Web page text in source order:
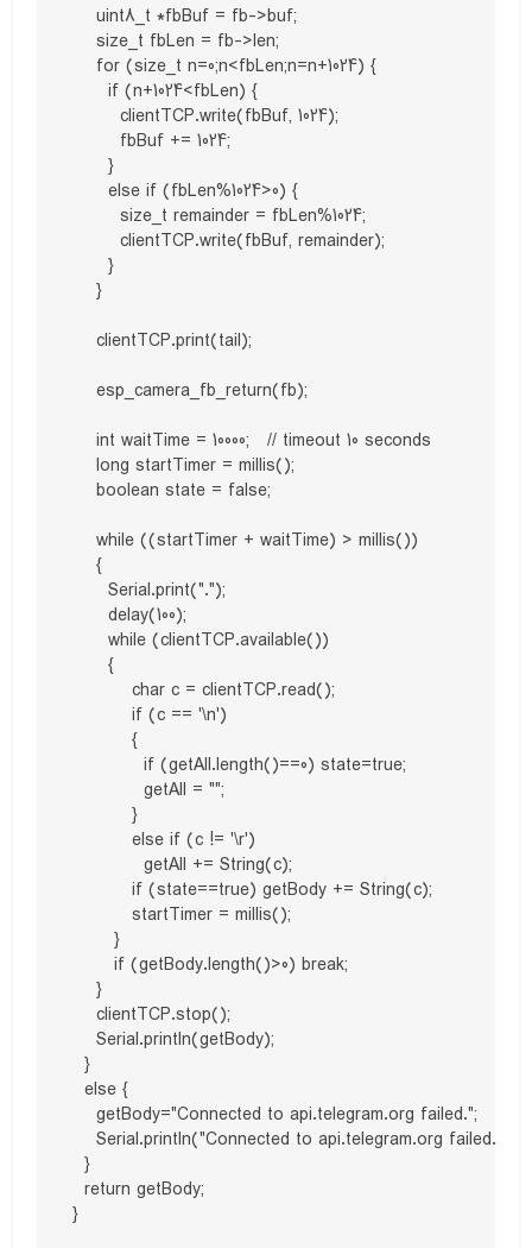
    uint8_t *fbBuf = fb->buf;
    size_t fbLen = fb->len;
    for (size_t n=0;n<fbLen;n=n+1024) {
      if (n+1024<fbLen) {
        clientTCP.write(fbBuf, 1024);
        fbBuf += 1024;
      }
      else if (fbLen%1024>0) {
        size_t remainder = fbLen%1024;
        clientTCP.write(fbBuf, remainder);
      }
    }
    clientTCP.print(tail);
    esp_camera_fb_return(fb);
    int waitTime = 10000;   // timeout 10 seconds
    long startTimer = millis();
    boolean state = false;
    while ((startTimer + waitTime) > millis())
    {
      Serial.print(".");
      delay(100);
      while (clientTCP.available())
      {
          char c = clientTCP.read();
          if (c == '\n')
          {
            if (getAll.length()==0) state=true;
            getAll = "";
          }
          else if (c != '\r')
            getAll += String(c);
          if (state==true) getBody += String(c);
          startTimer = millis();
       }
       if (getBody.length()>0) break;
    }
    clientTCP.stop();
    Serial.println(getBody);
  }
  else {
    getBody="Connected to api.telegram.org failed.";
    Serial.println("Connected to api.telegram.org failed.");
  }
  return getBody;
}